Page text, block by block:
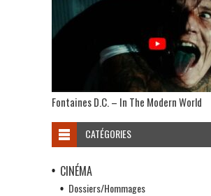
Fontaines D.C. – In The Modern World
CATÉGORIES
CINÉMA
Dossiers/Hommages